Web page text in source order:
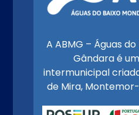
A ABMG – Águas
Gândara é
intermunicipal
de Mira,